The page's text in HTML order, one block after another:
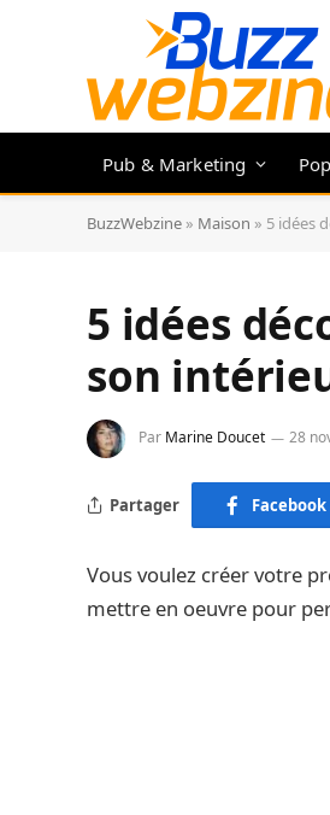
Pub & Marketing
BuzzWebzine » Maison » 5 idées
5 idées
son
Par Marine Doucet 28
Partager Facebook
Vous voulez créer votre
mettre en oeuvre pour